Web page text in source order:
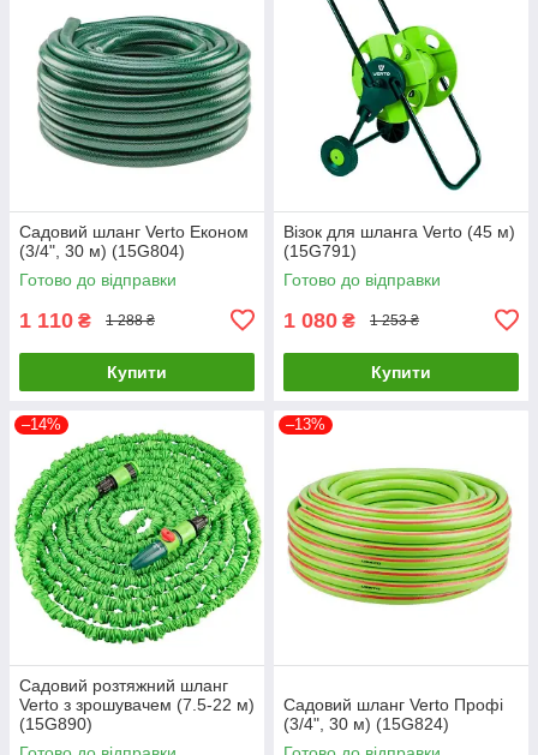
Садовий шланг Verto Економ
(3/4", 30 м) (15G804)
Готово до відправки
1 110 ₴ 1 288 ₴
Купити
Візок для шланга Verto (45 м)
(15G791)
Готово до відправки
1 080 ₴ 1 253 ₴
Купити
–14%
Садовий розтяжний шланг
Verto з зрошувачем (7.5-22 м)
(15G890)
–13%
Садовий шланг Verto Профі
(3/4", 30 м) (15G824)